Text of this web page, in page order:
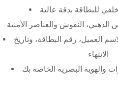
للبطاقة بدقة عالية
النقوش والعناصر الأمنية
العميل، رقم البطاقة، وتاريخ
الانتهاء
والهوية البصرية الخاصة بك